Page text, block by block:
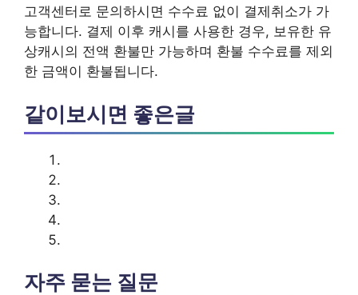
고객센터로 문의하시면 수수료 없이 결제취소가 가
능합니다. 결제 이후 캐시를 사용한 경우, 보유한 유
상캐시의 전액 환불만 가능하며 환불 수수료를 제외
한 금액이 환불됩니다.
같이보시면 좋은글
자주 묻는 질문